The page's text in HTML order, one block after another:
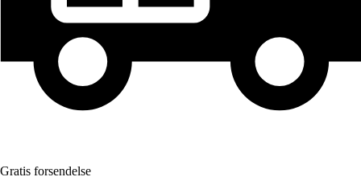
Gratis forsendelse